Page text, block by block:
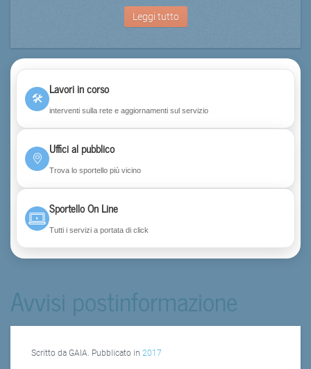
Leggi tutto
🛠
Lavori in corso
interventi sulla rete e aggiornamenti sul servizio
Uffici al pubblico
Trova lo sportello più vicino
Sportello On Line
Tutti i servizi a portata di click
Avvisi postinformazione
Scritto da GAIA. Pubblicato in 2017